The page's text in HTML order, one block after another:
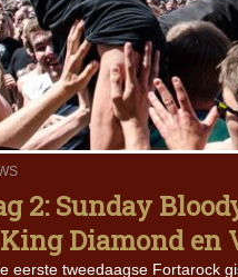
2: Sunday
Diamond en
eerste tweedaagse Fortarock